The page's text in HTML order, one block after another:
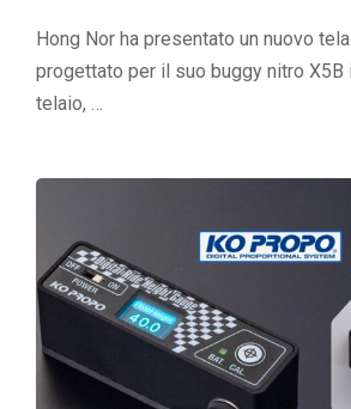
Hong Nor ha presentato un nuovo
progettato per il suo buggy nitro X5B
telaio, …